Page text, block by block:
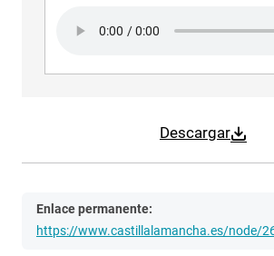
Descargar
Enlace permanente:
https://www.castillalamancha.es/node/